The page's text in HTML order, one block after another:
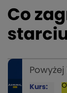
Co
Kurs: